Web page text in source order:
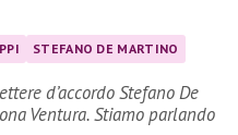
STEFANO DE MARTINO
d’accordo Stefano De
Ventura. Stiamo parlando